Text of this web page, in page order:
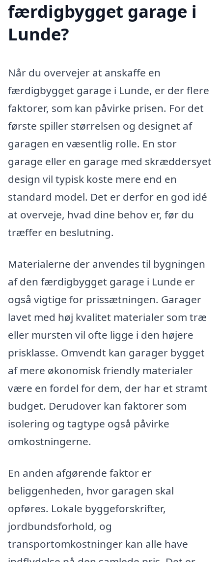
færdigbygget garage i
Lunde?
Når du overvejer at anskaffe en
færdigbygget garage i Lunde, er der flere
faktorer, som kan påvirke prisen. For det
første spiller størrelsen og designet af
garagen en væsentlig rolle. En stor
garage eller en garage med skræddersyet
design vil typisk koste mere end en
standard model. Det er derfor en god idé
at overveje, hvad dine behov er, før du
træffer en beslutning.
Materialerne der anvendes til bygningen
af den færdigbygget garage i Lunde er
også vigtige for prissætningen. Garager
lavet med høj kvalitet materialer som træ
eller mursten vil ofte ligge i den højere
prisklasse. Omvendt kan garager bygget
af mere økonomisk friendly materialer
være en fordel for dem, der har et stramt
budget. Derudover kan faktorer som
isolering og tagtype også påvirke
omkostningerne.
En anden afgørende faktor er
beliggenheden, hvor garagen skal
opføres. Lokale byggeforskrifter,
jordbundsforhold, og
transportomkostninger kan alle have